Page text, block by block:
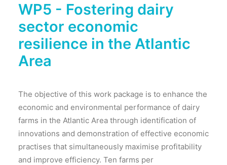
WP5 - Fostering dairy
sector economic
resilience in the Atlantic
Area
The objective of this work package is to enhance the
economic and environmental performance of dairy
farms in the Atlantic Area through identification of
innovations and demonstration of effective economic
practises that simultaneously maximise profitability
and improve efficiency. Ten farms per